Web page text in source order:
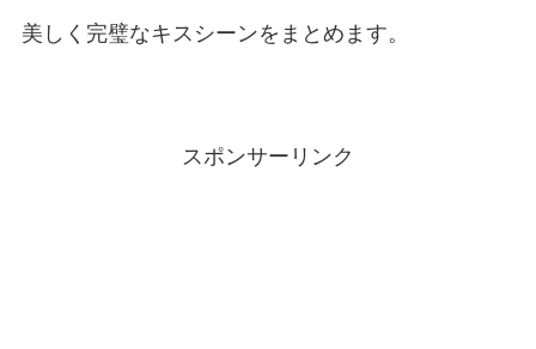
美しく完璧なキスシーンをまとめます。
スポンサーリンク